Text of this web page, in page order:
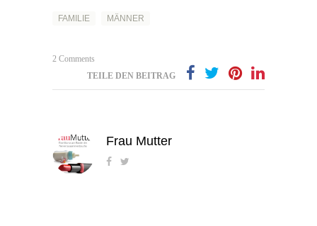
FAMILIE MÄNNER
2 Comments
TEILE DEN BEITRAG
Frau Mutter